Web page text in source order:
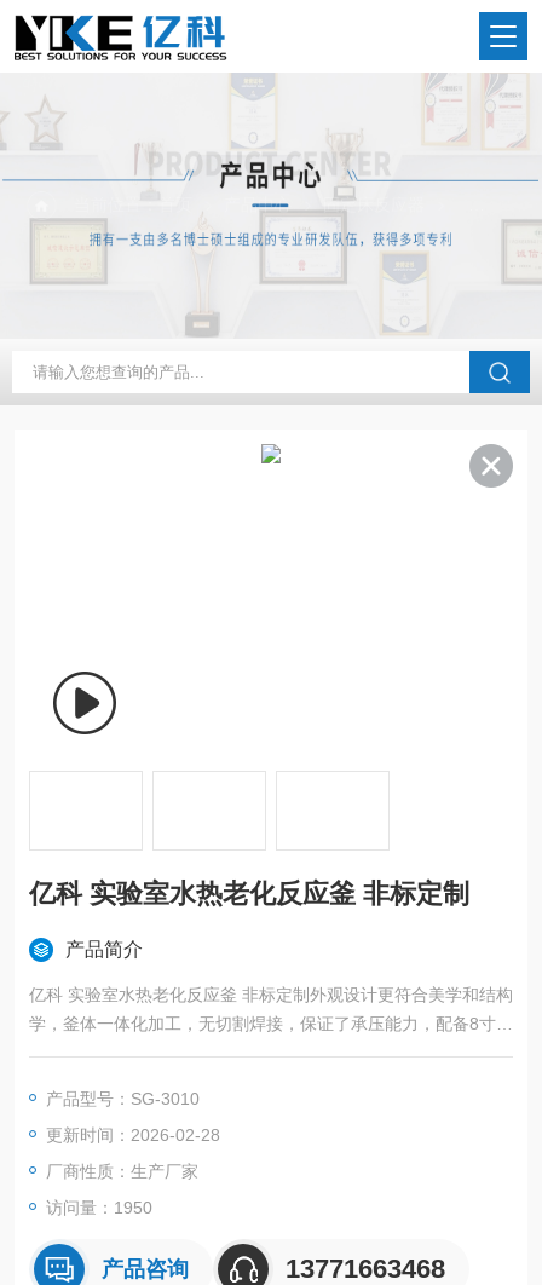
当前位置：首页 产品中心 固定床反应器
亿科 实验室水热老化反应釜 非标定制
产品简介
亿科 实验室水热老化反应釜 非标定制外观设计更符合美学和结构
学，釜体一体化加工，无切割焊接，保证了承压能力，配备8寸竖
式超高清显示系统，智能化PID系统：数据显示，数据曲线，超
产品型号：SG-3010
更新时间：2026-02-28
厂商性质：生产厂家
访问量：1950
产品咨询 13771663468